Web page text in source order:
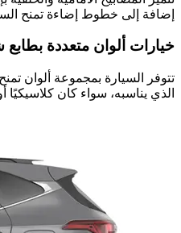
إضافة إلى خطوط إضاءة تمنح
خيارات ألوان متعددة بطابع
تتوفر السيارة بمجموعة ألوان
الذي يناسبه، سواء كان كلاسيكيًا